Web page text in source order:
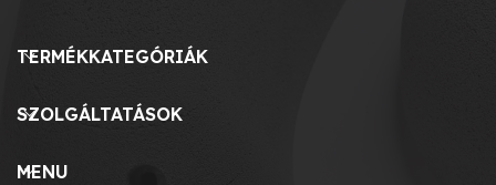
TERMÉKKATEGÓRIÁK
SZOLGÁLTATÁSOK
MENU